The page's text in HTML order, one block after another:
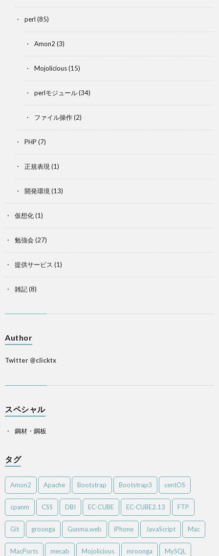
perl (85)
Amon2 (3)
Mojolicious(15)
perlモジュール(34)
ファイル操作(2)
PHP (7)
正規表現(1)
開発環境(13)
仮想化(1)
勉強会 (27)
提供サービス (1)
雑記(8)
Author
Twitter @clicktx
スペシャル
鋼材・鋼板
タグ
Amon2 Apache Bootstrap Bootstrap3 centOS
cpanm CSS DBI EC-CUBE EC-CUBE2.13 FTP
Git groonga Gunma.web iPhone JavaScript Mac
MacPorts mecab Mojolicious mroonga MySQL